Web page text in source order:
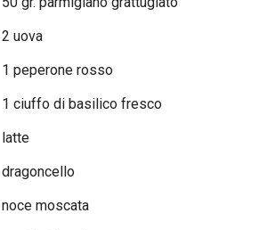
2 uova
1 peperone rosso
1 ciuffo di basilico fresco
latte
dragoncello
noce moscata